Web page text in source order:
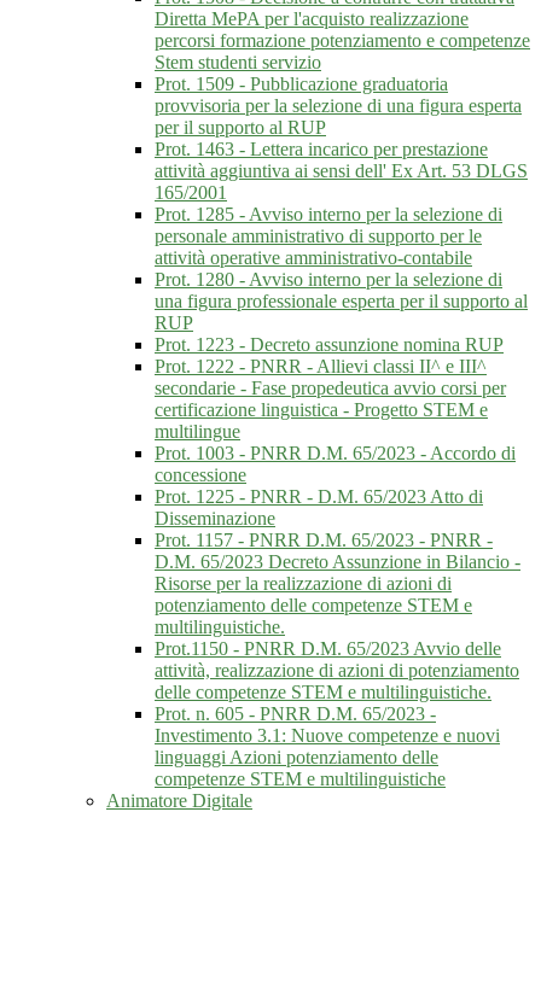
Diretta MePA per l'acquisto realizzazione
percorsi formazione potenziamento e competenze
Stem studenti servizio
Prot. 1509 - Pubblicazione graduatoria
provvisoria per la selezione di una figura esperta
per il supporto al RUP
Prot. 1463 - Lettera incarico per prestazione
attività aggiuntiva ai sensi dell' Ex Art. 53 DLGS
165/2001
Prot. 1285 - Avviso interno per la selezione di
personale amministrativo di supporto per le
attività operative amministrativo-contabile
Prot. 1280 - Avviso interno per la selezione di
una figura professionale esperta per il supporto al
RUP
Prot. 1223 - Decreto assunzione nomina RUP
Prot. 1222 - PNRR - Allievi classi II^ e III^
secondarie - Fase propedeutica avvio corsi per
certificazione linguistica - Progetto STEM e
multilingue
Prot. 1003 - PNRR D.M. 65/2023 - Accordo di
concessione
Prot. 1225 - PNRR - D.M. 65/2023 Atto di
Disseminazione
Prot. 1157 - PNRR D.M. 65/2023 - PNRR -
D.M. 65/2023 Decreto Assunzione in Bilancio -
Risorse per la realizzazione di azioni di
potenziamento delle competenze STEM e
multilinguistiche.
Prot.1150 - PNRR D.M. 65/2023 Avvio delle
attività, realizzazione di azioni di potenziamento
delle competenze STEM e multilinguistiche.
Prot. n. 605 - PNRR D.M. 65/2023 -
Investimento 3.1: Nuove competenze e nuovi
linguaggi Azioni potenziamento delle
competenze STEM e multilinguistiche
Animatore Digitale